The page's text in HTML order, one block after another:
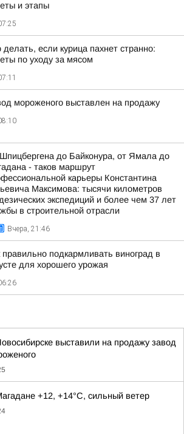
и этапы
делать, если курица пахнет странно:
по уходу за мясом
мороженого выставлен на продажу
до Байконура, от Ямала до
- таков маршрут
карьеры Константина
Максимова: тысячи километров
экспедиций и более чем 37 лет
в строительной отрасли
Вчера, 21:46
правильно подкармливать виноград в
для хорошего урожая
выставили на продажу завод
+12, +14°C, сильный ветер